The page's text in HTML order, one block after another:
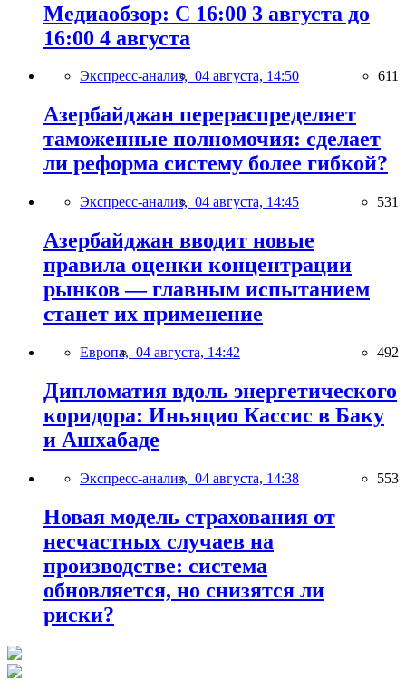
Медиаобзор: С 16:00 3 августа до
16:00 4 августа
Экспресс-анализ, 04 августа, 14:50 611
Азербайджан перераспределяет
таможенные полномочия: сделает
ли реформа систему более гибкой?
Экспресс-анализ, 04 августа, 14:45 531
Азербайджан вводит новые
правила оценки концентрации
рынков — главным испытанием
станет их применение
Европа, 04 августа, 14:42 492
Дипломатия вдоль энергетического
коридора: Иньяцио Кассис в Баку
и Ашхабаде
Экспресс-анализ, 04 августа, 14:38 553
Новая модель страхования от
несчастных случаев на
производстве: система
обновляется, но снизятся ли
риски?